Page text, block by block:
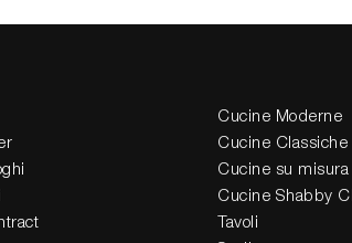
Cucine Moderne
Cucine Classiche
Cucine su misura
Cucine Shabby
Tavoli